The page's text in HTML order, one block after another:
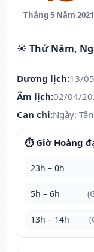
Tháng 5 Năm 2021
☀️ Thứ Năm,
Dương lịch:13/
Âm lịch:02/04/
Can chi:Ngày:
⏱️ Giờ Hoàng
23h – 0h
5h – 6h
13h – 14h